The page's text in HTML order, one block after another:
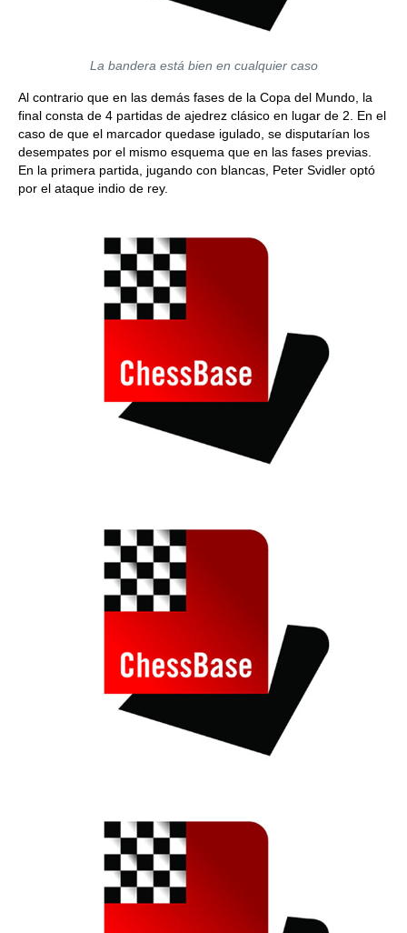
La bandera está bien en cualquier caso
Al contrario que en las demás fases de la Copa del Mundo, la
final consta de 4 partidas de ajedrez clásico en lugar de 2. En el
caso de que el marcador quedase igulado, se disputarían los
desempates por el mismo esquema que en las fases previas.
En la primera partida, jugando con blancas, Peter Svidler optó
por el ataque indio de rey.